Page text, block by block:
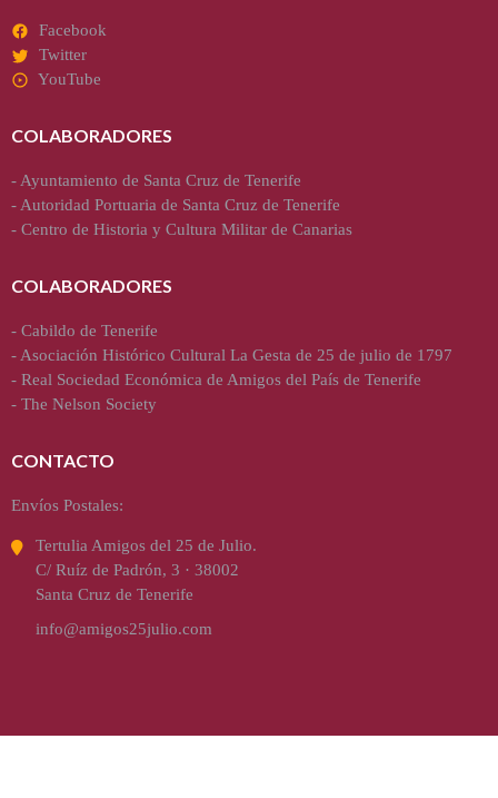
Facebook
Twitter
YouTube
COLABORADORES
- Ayuntamiento de Santa Cruz de Tenerife
- Autoridad Portuaria de Santa Cruz de Tenerife
- Centro de Historia y Cultura Militar de Canarias
COLABORADORES
- Cabildo de Tenerife
- Asociación Histórico Cultural La Gesta de 25 de julio de 1797
- Real Sociedad Económica de Amigos del País de Tenerife
- The Nelson Society
CONTACTO
Envíos Postales:
Tertulia Amigos del 25 de Julio.
C/ Ruíz de Padrón, 3 · 38002
Santa Cruz de Tenerife
info@amigos25julio.com